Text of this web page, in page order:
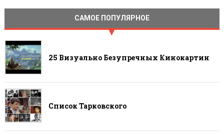
САМОЕ ПОПУЛЯРНОЕ
25 Визуально Безупречных Кинокартин
Список Тарковского